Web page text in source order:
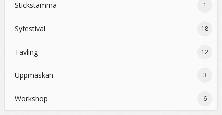
Stickstämma 1
Syfestival 18
Tävling 12
Uppmaskan 3
Workshop 6